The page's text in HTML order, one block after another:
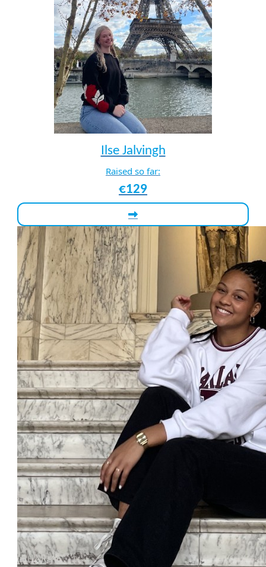
Ilse Jalvingh
Raised so far:
€129